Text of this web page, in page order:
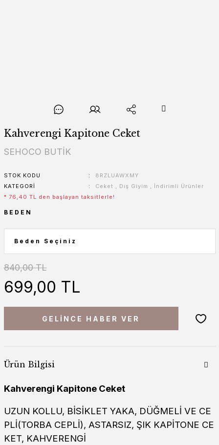
Kahverengi Kapitone Ceket
SEHOCO BUTİK
STOK KODU
8RZLUAWXMY
KATEGORI
Ceket , Dış Giyim , İndirimli Ürünler
* 76,40 TL den başlayan taksitlerle!
BEDEN
840,00 TL
699,00 TL
GELİNCE HABER VER
Ürün Bilgisi
Kahverengi Kapitone Ceket
UZUN KOLLU, BİSİKLET YAKA, DÜĞMELİ VE CE
PLİ(TORBA CEPLİ), ASTARSIZ, ŞIK KAPİTONE CE
KET, KAHVERENGİ